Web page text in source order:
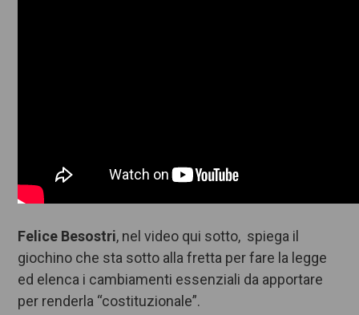
Felice Besostri, nel video qui sotto, spiega il
giochino che sta sotto alla fretta per fare la legge
ed elenca i cambiamenti essenziali da apportare
per renderla “costituzionale”.